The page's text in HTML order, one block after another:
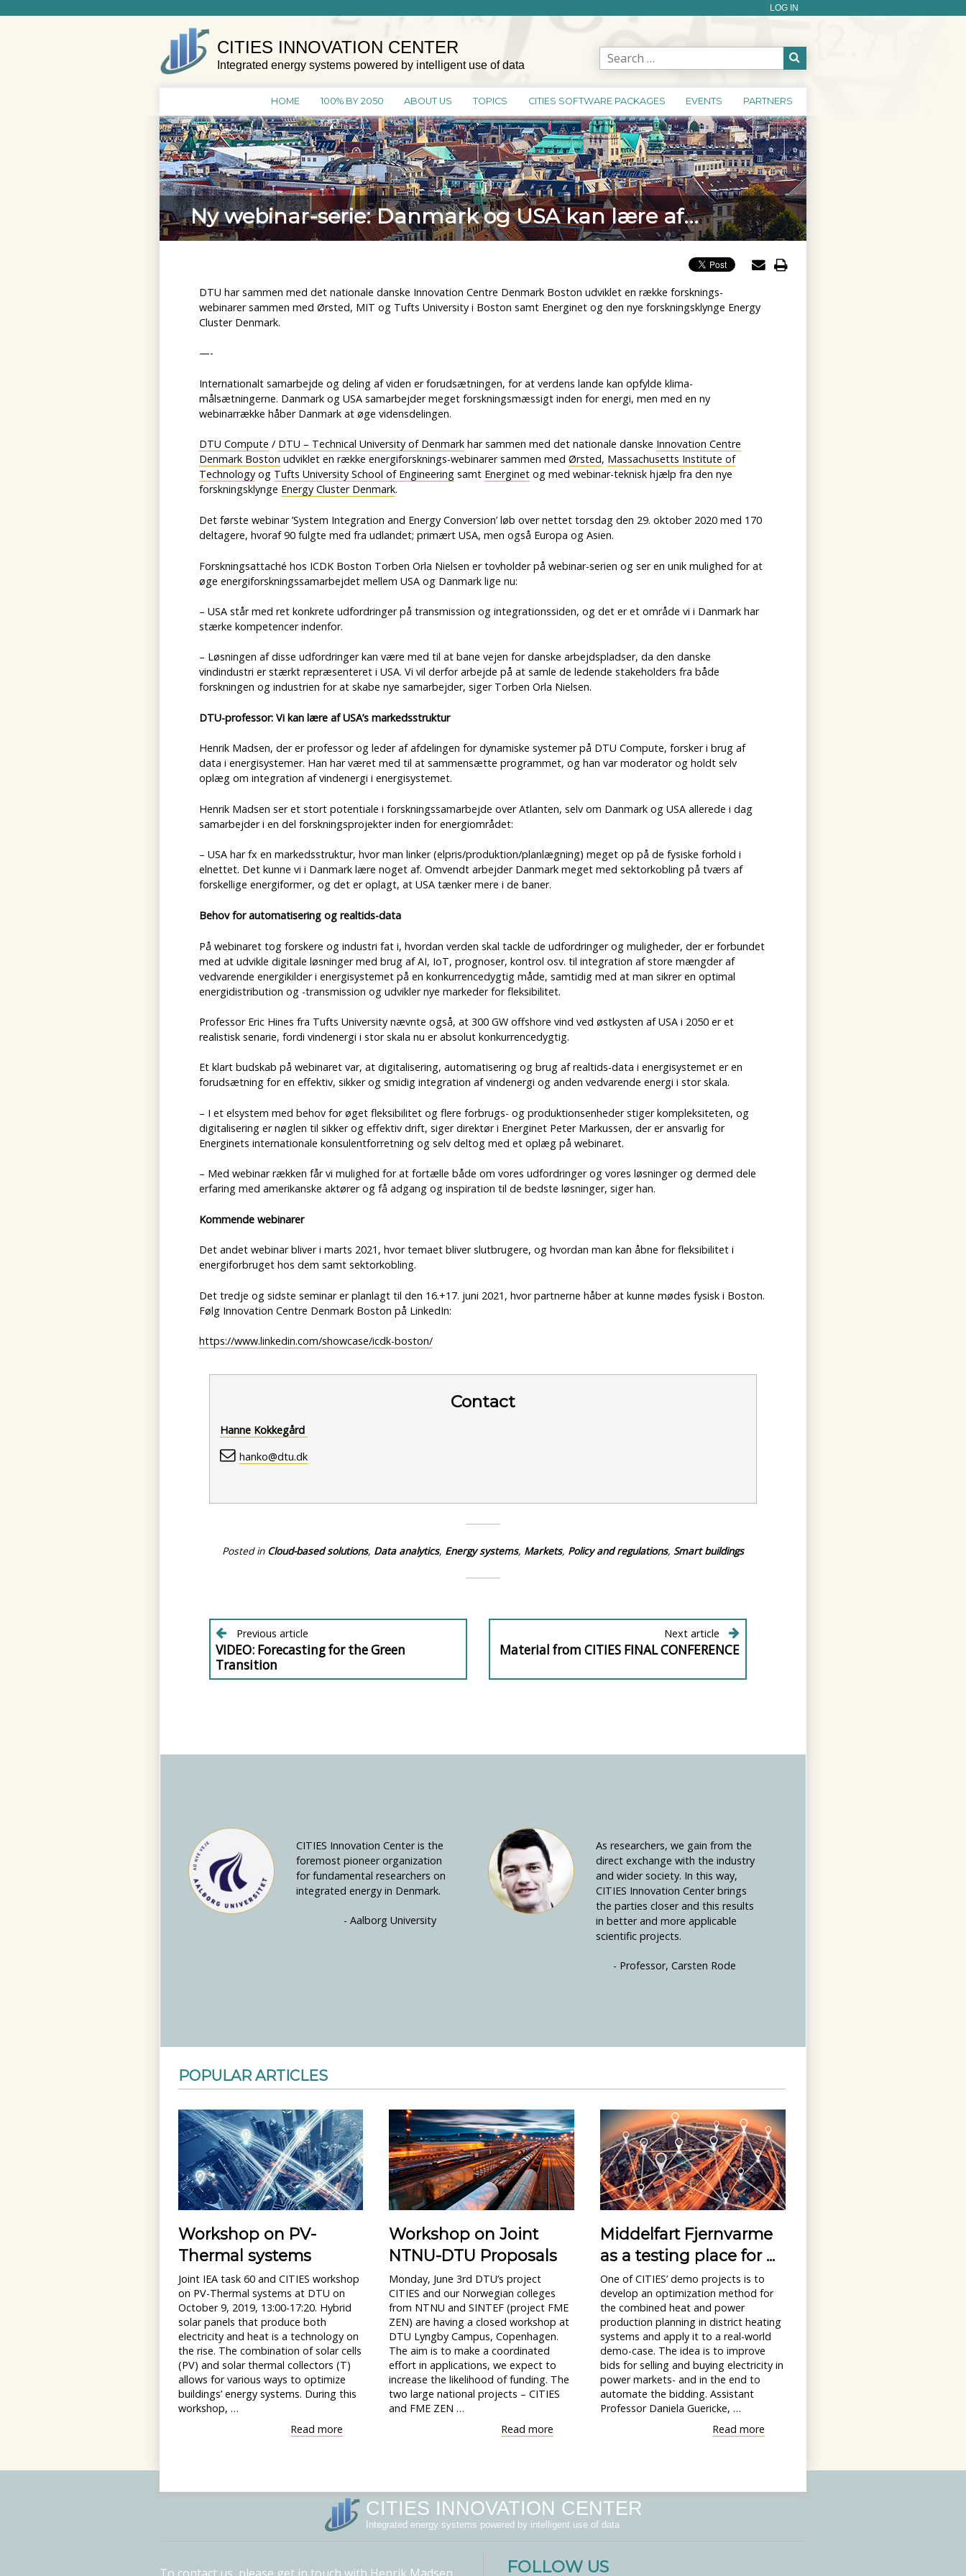
LOG IN
CITIES INNOVATION CENTER
Integrated energy systems powered by intelligent use of data
Search
for:
HOME 100% BY 2050 ABOUT US TOPICS CITIES SOFTWARE PACKAGES EVENTS PARTNERS
Ny webinar-serie: Danmark og USA kan lære af...
DTU har sammen med det nationale danske Innovation Centre Denmark Boston udviklet en række forsknings-
webinarer sammen med Ørsted, MIT og Tufts University i Boston samt Energinet og den nye forskningsklynge Energy
Cluster Denmark.
—-
Internationalt samarbejde og deling af viden er forudsætningen, for at verdens lande kan opfylde klima-
målsætningerne. Danmark og USA samarbejder meget forskningsmæssigt inden for energi, men med en ny
webinarrække håber Danmark at øge vidensdelingen.
DTU Compute / DTU – Technical University of Denmarkhar sammen med det nationale danske Innovation Centre
Denmark Boston udviklet en række energiforsknings-webinarer sammen med Ørsted, Massachusetts Institute of
Technologyog Tufts University School of Engineeringsamt Energinetog med webinar-teknisk hjælp fra den nye
forskningsklynge Energy Cluster Denmark.
Det første webinar ’System Integration and Energy Conversion’ løb over nettet torsdag den 29. oktober 2020 med 170
deltagere, hvoraf 90 fulgte med fra udlandet; primært USA, men også Europa og Asien.
Forskningsattaché hos ICDK Boston Torben Orla Nielsen er tovholder på webinar-serien og ser en unik mulighed for at
øge energiforskningssamarbejdet mellem USA og Danmark lige nu:
– USA står med ret konkrete udfordringer på transmission og integrationssiden, og det er et område vi i Danmark har
stærke kompetencer indenfor.
– Løsningen af disse udfordringer kan være med til at bane vejen for danske arbejdspladser, da den danske
vindindustri er stærkt repræsenteret i USA. Vi vil derfor arbejde på at samle de ledende stakeholders fra både
forskningen og industrien for at skabe nye samarbejder, siger Torben Orla Nielsen.
DTU-professor: Vi kan lære af USA’s markedsstruktur
Henrik Madsen, der er professor og leder af afdelingen for dynamiske systemer på DTU Compute, forsker i brug af
data i energisystemer. Han har været med til at sammensætte programmet, og han var moderator og holdt selv
oplæg om integration af vindenergi i energisystemet.
Henrik Madsen ser et stort potentiale i forskningssamarbejde over Atlanten, selv om Danmark og USA allerede i dag
samarbejder i en del forskningsprojekter inden for energiområdet:
– USA har fx en markedsstruktur, hvor man linker (elpris/produktion/planlægning) meget op på de fysiske forhold i
elnettet. Det kunne vi i Danmark lære noget af. Omvendt arbejder Danmark meget med sektorkobling på tværs af
forskellige energiformer, og det er oplagt, at USA tænker mere i de baner.
Behov for automatisering og realtids-data
På webinaret tog forskere og industri fat i, hvordan verden skal tackle de udfordringer og muligheder, der er forbundet
med at udvikle digitale løsninger med brug af AI, IoT, prognoser, kontrol osv. til integration af store mængder af
vedvarende energikilder i energisystemet på en konkurrencedygtig måde, samtidig med at man sikrer en optimal
energidistribution og -transmission og udvikler nye markeder for fleksibilitet.
Professor Eric Hines fra Tufts University nævnte også, at 300 GW offshore vind ved østkysten af USA i 2050 er et
realistisk senarie, fordi vindenergi i stor skala nu er absolut konkurrencedygtig.
Et klart budskab på webinaret var, at digitalisering, automatisering og brug af realtids-data i energisystemet er en
forudsætning for en effektiv, sikker og smidig integration af vindenergi og anden vedvarende energi i stor skala.
– I et elsystem med behov for øget fleksibilitet og flere forbrugs- og produktionsenheder stiger kompleksiteten, og
digitalisering er nøglen til sikker og effektiv drift, siger direktør i Energinet Peter Markussen, der er ansvarlig for
Energinets internationale konsulentforretning og selv deltog med et oplæg på webinaret.
– Med webinar rækken får vi mulighed for at fortælle både om vores udfordringer og vores løsninger og dermed dele
erfaring med amerikanske aktører og få adgang og inspiration til de bedste løsninger, siger han.
Kommende webinarer
Det andet webinar bliver i marts 2021, hvor temaet bliver slutbrugere, og hvordan man kan åbne for fleksibilitet i
energiforbruget hos dem samt sektorkobling.
Det tredje og sidste seminar er planlagt til den 16.+17. juni 2021, hvor partnerne håber at kunne mødes fysisk i Boston.
Følg Innovation Centre Denmark Boston på LinkedIn:
https://www.linkedin.com/showcase/icdk-boston/
Contact
Hanne Kokkegård
hanko@dtu.dk
Posted in Cloud-based solutions, Data analytics, Energy systems, Markets, Policy and regulations, Smart buildings
Post
navigation
Previous article
Previous
post:
VIDEO: Forecasting for the Green
Transition
Next article
Next
Material from CITIES FINAL CONFERENCE
CITIES Innovation Center is the
foremost pioneer organization
for fundamental researchers on
integrated energy in Denmark.
- Aalborg University
As researchers, we gain from the
direct exchange with the industry
and wider society. In this way,
CITIES Innovation Center brings
the parties closer and this results
in better and more applicable
scientific projects.
- Professor, Carsten Rode
POPULAR ARTICLES
Workshop on PV-
Thermal systems
Joint IEA task 60 and CITIES workshop
on PV-Thermal systems at DTU on
October 9, 2019, 13:00-17:20. Hybrid
solar panels that produce both
electricity and heat is a technology on
the rise. The combination of solar cells
(PV) and solar thermal collectors (T)
allows for various ways to optimize
buildings’ energy systems. During this
workshop, …
Read more"Workshop
Workshop on Joint
NTNU-DTU Proposals
Monday, June 3rd DTU’s project
CITIES and our Norwegian colleges
from NTNU and SINTEF (project FME
ZEN) are having a closed workshop at
DTU Lyngby Campus, Copenhagen.
The aim is to make a coordinated
effort in applications, we expect to
increase the likelihood of funding. The
two large national projects – CITIES
and FME ZEN …
Read more
Proposals"
Middelfart Fjernvarme
as a testing place for ...
One of CITIES’ demo projects is to
develop an optimization method for
the combined heat and power
production planning in district heating
systems and apply it to a real-world
demo-case. The idea is to improve
bids for selling and buying electricity in
power markets- and in the end to
automate the bidding. Assistant
Professor Daniela Guericke, …
Read more"Middelfart
CITIES INNOVATION CENTER
Integrated energy systems powered by intelligent use of data
FOLLOW US